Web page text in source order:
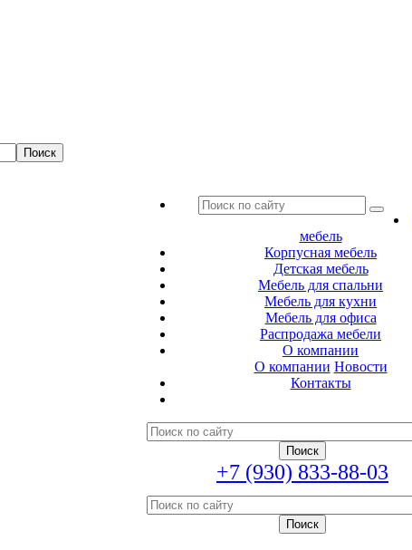
мебель
Корпусная мебель
Детская мебель
Мебель для спальни
Мебель для кухни
Мебель для офиса
Распродажа мебели
О компании
О компании Новости
Контакты
+7 (930) 833-88-03